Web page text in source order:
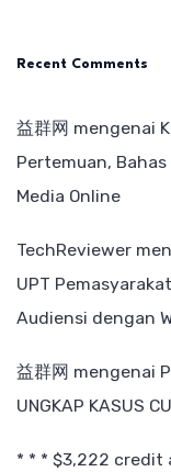
Recent Comments
益群网 mengenai
Pertemuan,
Media Online
TechReviewer
UPT
Audiensi dengan
益群网 mengenai
UNGKAP KASUS
* * * $3,222 credit